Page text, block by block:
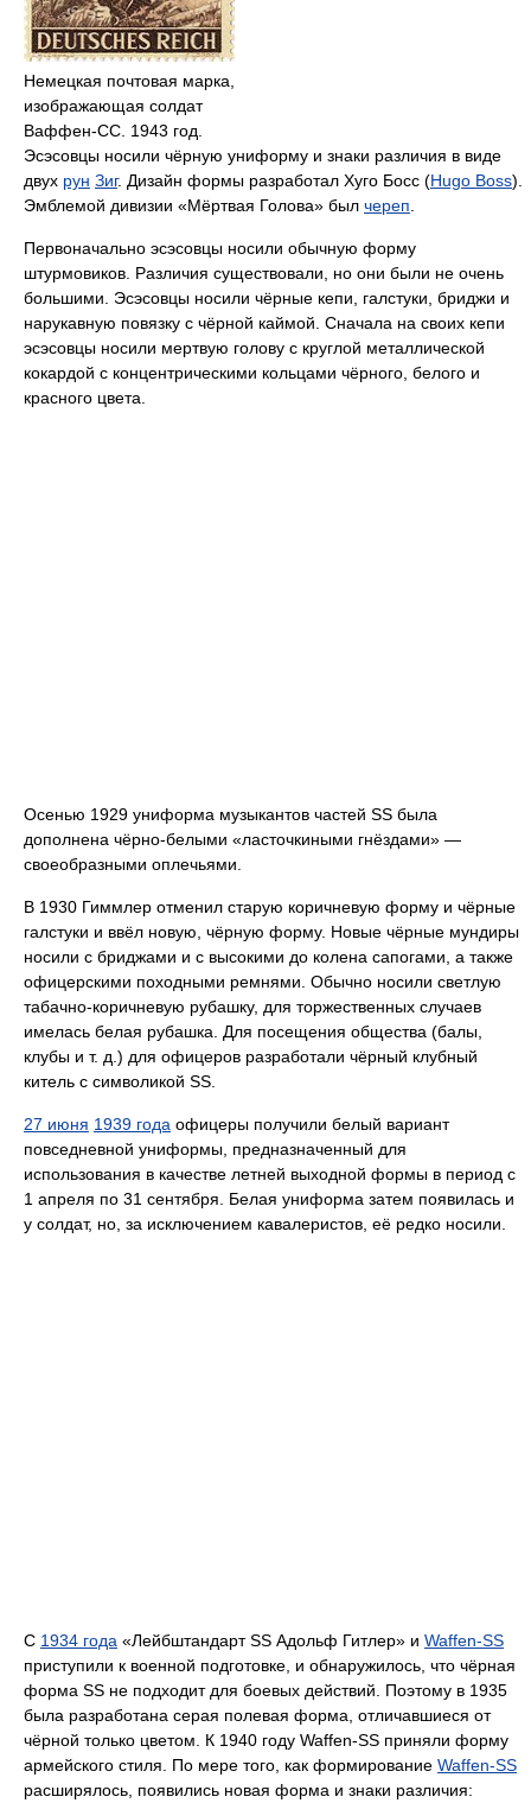
Немецкая почтовая марка,
изображающая солдат
Ваффен-СС. 1943 год.
Эсэсовцы носили чёрную униформу и знаки различия в виде
двух рун Зиг. Дизайн формы разработал Хуго Босс (Hugo Boss)
Эмблемой дивизии «Мёртвая Голова» был череп
Первоначально эсэсовцы носили обычную форму
штурмовиков. Различия существовали, но они были не очень
большими. Эсэсовцы носили чёрные кепи, галстуки, бриджи и
нарукавную повязку с чёрной каймой. Сначала на своих кепи
эсэсовцы носили мертвую голову с круглой металлической
кокардой с концентрическими кольцами чёрного, белого и
красного цвета.
Осенью 1929 униформа музыкантов частей SS была
дополнена чёрно-белыми «ласточкиными гнёздами» —
своеобразными оплечьями.
В 1930 Гиммлер отменил старую коричневую форму и чёрные
галстуки и ввёл новую, чёрную форму. Новые чёрные мундиры
носили с бриджами и с высокими до колена сапогами, а также
офицерскими походными ремнями. Обычно носили светлую
табачно-коричневую рубашку, для торжественных случаев
имелась белая рубашка. Для посещения общества (балы,
клубы и т. д.) для офицеров разработали чёрный клубный
китель с символикой SS.
27 июня 1939 года офицеры получили белый вариант
повседневной униформы, предназначенный для
использования в качестве летней выходной формы в период с
1 апреля по 31 сентября. Белая униформа затем появилась и
у солдат, но, за исключением кавалеристов, её редко носили.
С 1934 года «Лейбштандарт SS Адольф Гитлер» и Waffen-SS
приступили к военной подготовке, и обнаружилось, что чёрная
форма SS не подходит для боевых действий. Поэтому в 1935
была разработана серая полевая форма, отличавшиеся от
чёрной только цветом. К 1940 году Waffen-SS приняли форму
армейского стиля. По мере того, как формирование Waffen-SS
расширялось, появились новая форма и знаки различия: